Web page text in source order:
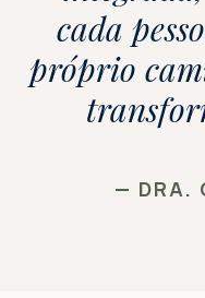
cada
próprio
— DRA.